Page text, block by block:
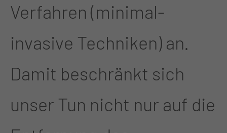
Verfahren (minimal-
invasive Techniken) an.
Damit beschränkt sich
unser Tun nicht nur auf die